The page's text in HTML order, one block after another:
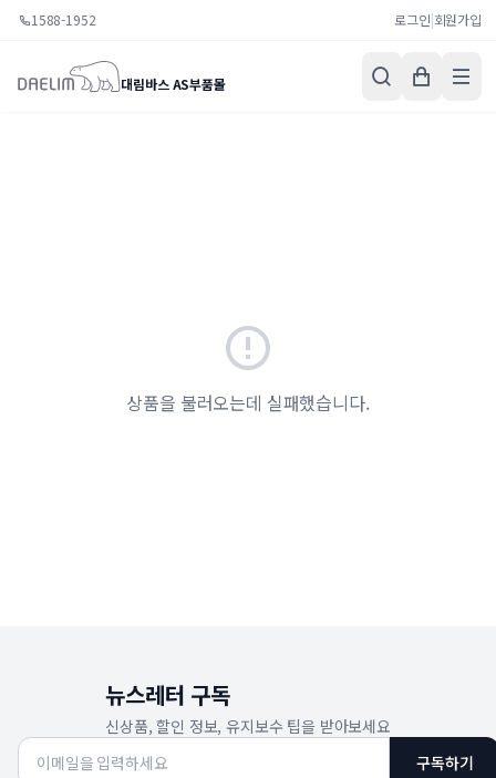
1588-1952 로그인|회원가입
대림바스 AS부품몰
상품을 불러오는데 실패했습니다.
뉴스레터 구독
신상품, 할인 정보, 유지보수 팁을 받아보세요
구독하기